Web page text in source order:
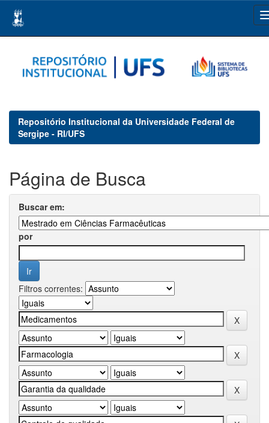
navigation
Repositório Institucional da Universidade Federal de
Sergipe - RI/UFS
Página de Busca
Buscar em:
por
Filtros correntes: